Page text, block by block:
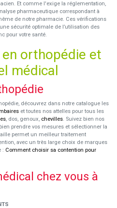
Et comme l'exige la réglementation,
pharmaceutique correspondant à
de notre pharmacie. Ces vérifications
sécurité optimale de l’utilisation des
pour votre santé.
orthopédie et
médical
découvrez dans notre catalogue les
et toutes nos attelles pour tous les
, dos, genoux, chevilles. Suivez bien nos
prendre vos mesures et sélectionner la
permet un meilleur traitement
avec un très large choix de marques
: Comment choisir sa contention pour
chez vous à